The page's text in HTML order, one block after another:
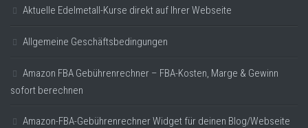
Aktuelle Edelmetall-Kurse direkt auf Ihrer Webseite
Allgemeine Geschäftsbedingungen
Amazon FBA Gebührenrechner – FBA-Kosten, Marge & Gewinn
sofort berechnen
Amazon-FBA-Gebührenrechner Widget für deinen Blog/Webseite